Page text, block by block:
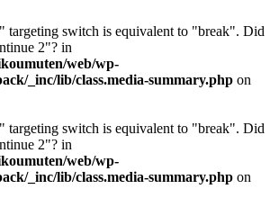
targeting switch is equivalent to "break". Did
2"? in
web/wp-
_inc/lib/class.media-summary.php on
targeting switch is equivalent to "break". Did
2"? in
web/wp-
_inc/lib/class.media-summary.php on